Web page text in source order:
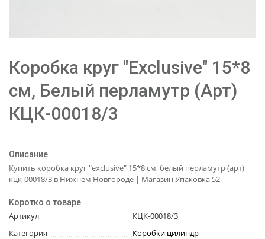
Коробка круг "Exclusive" 15*8
см, Белый перламутр (Арт)
КЦК-00018/3
Описание
Купить коробка круг "exclusive" 15*8 см, белый перламутр (арт)
кцк-00018/3 в Нижнем Новгороде | Магазин Упаковка 52
Коротко о товаре
Артикул
КЦК-00018/3
Категория
Коробки цилиндр